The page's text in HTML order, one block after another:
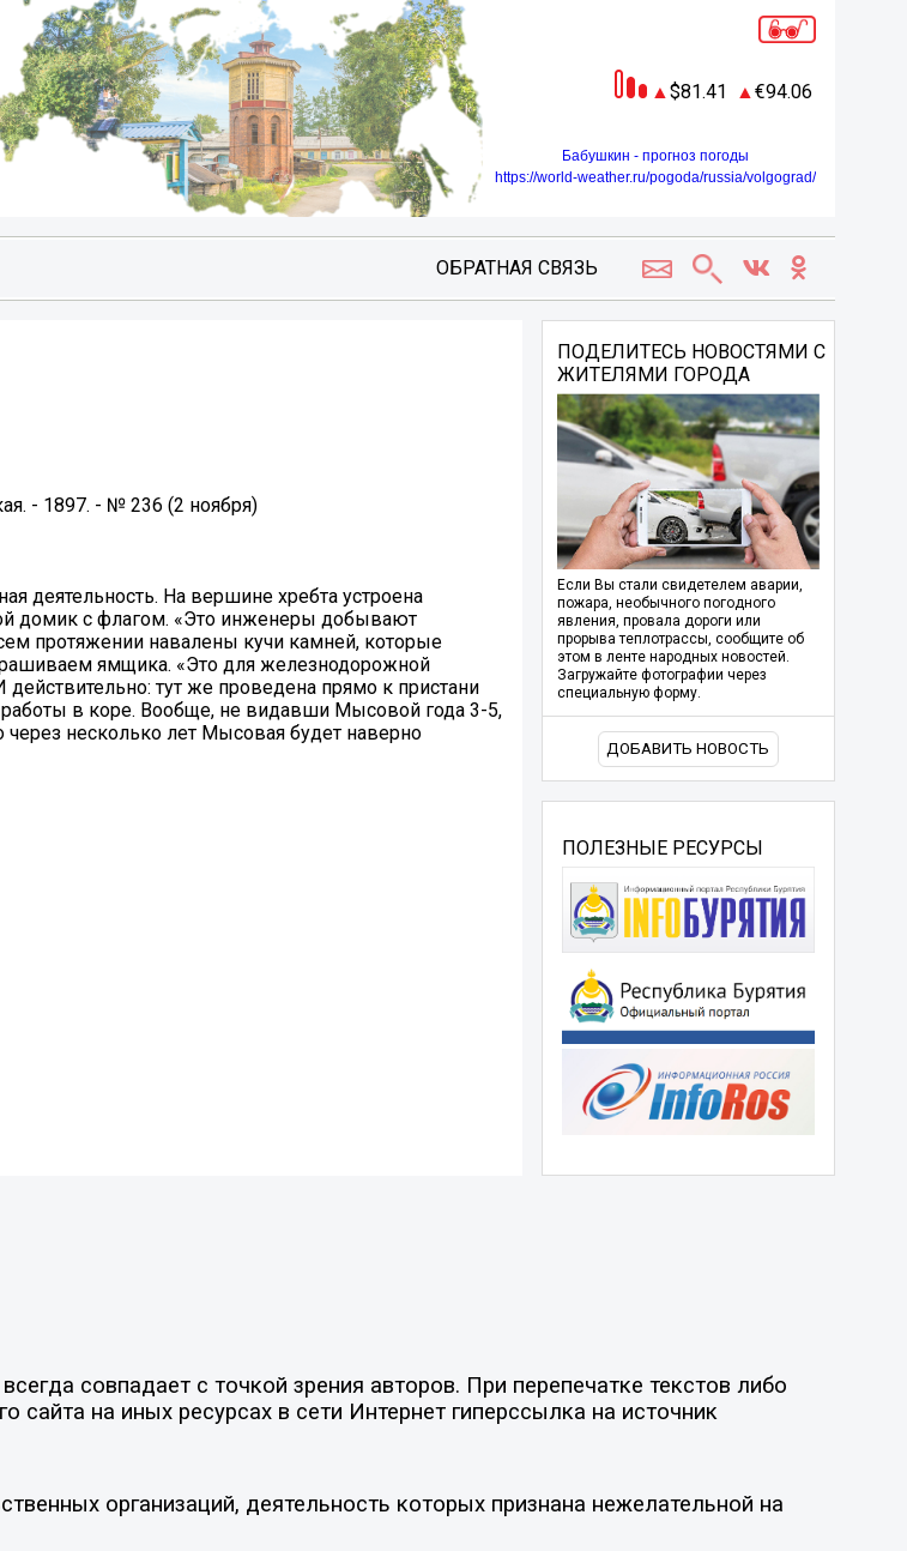
81.41 94.06
Бабушкин - прогноз погоды
https://world-weather.ru/pogoda/russia/volgograd/
ОБРАТНАЯ СВЯЗЬ
- 1897. - № 236 (2 ноября)
деятельность. На вершине хребта устроена
домик с флагом. «Это инженеры добывают
протяжении навалены кучи камней, которые
ямщика. «Это для железнодорожной
тут же проведена прямо к пристани
в коре. Вообще, не видавши Мысовой года 3-5,
через несколько лет Мысовая будет наверно
ПОДЕЛИТЕСЬ НОВОСТЯМИ С
ЖИТЕЛЯМИ ГОРОДА
Если Вы стали свидетелем аварии,
пожара, необычного погодного
явления, провала дороги или
прорыва теплотрассы, сообщите об
этом в ленте народных новостей.
Загружайте фотографии через
специальную форму.
ДОБАВИТЬ НОВОСТЬ
ПОЛЕЗНЫЕ РЕСУРСЫ
совпадает с точкой зрения авторов. При перепечатке текстов либо
сайта на иных ресурсах в сети Интернет гиперссылка на источник
организаций, деятельность которых признана нежелательной на